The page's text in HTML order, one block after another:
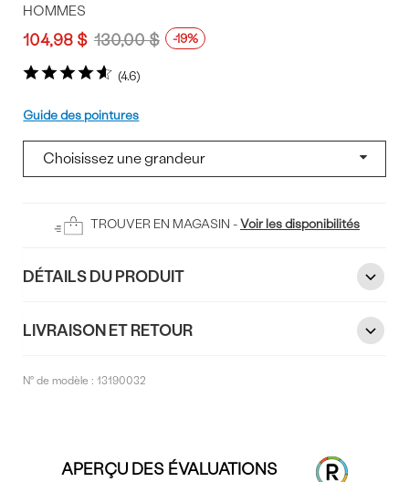
4.6
HOMMES
104,98 $ 130,00 $ -19%
Pointure
Guide des pointures
Ajouter
panier
TROUVER EN MAGASIN -Voir les disponibilités
DÉTAILS DU PRODUIT
LIVRAISON ET RETOUR
N° de modèle :13190032
APERÇU DES ÉVALUATIONS